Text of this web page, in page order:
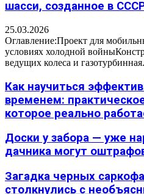
шасси, созданное в
25.03.2026
Оглавление:Проект для
условиях холодной
ведущих колеса и
Как научиться
временем:
которое реально
Доски у забора — уже
дачника могут
Загадка черных
столкнулись с